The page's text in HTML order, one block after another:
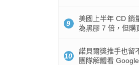
9
美國上半年 CD 銷
為黑膠 7 倍，但購
10
諾貝爾獎推手也留
團隊解體看